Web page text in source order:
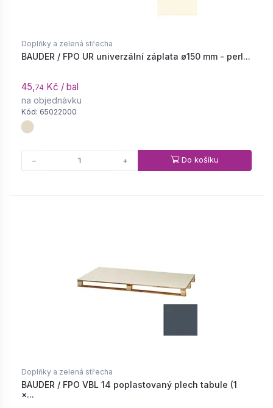
Doplňky a zelená střecha
BAUDER / FPO UR univerzální záplata ø150 mm - perl...
45,74 Kč / bal
na objednávku
Kód: 65022000
− + Do košíku
Doplňky a zelená střecha
BAUDER / FPO VBL 14 poplastovaný plech tabule (1
×...